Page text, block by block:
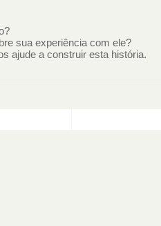
sua experiência com ele?
ajude a construir esta história.